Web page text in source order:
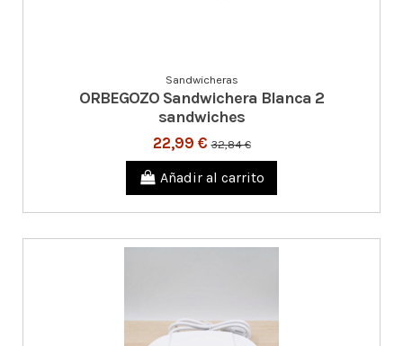
Sandwicheras
ORBEGOZO Sandwichera Blanca 2
sandwiches
22,99 €32,84 €
Añadir al carrito